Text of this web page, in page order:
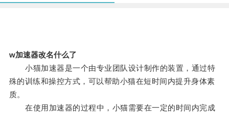
w加速器改名什么了
小猫加速器是一个由专业团队设计制作的装置，通过特
殊的训练和操控方式，可以帮助小猫在短时间内提升身体素
质。
在使用加速器的过程中，小猫需要在一定的时间内完成